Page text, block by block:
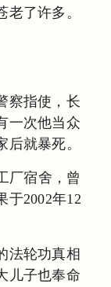
了许多。
察指使，长
一次他当众
就暴死。
厂宿舍，曾
于2002年12
法轮功真相
儿子也奉命